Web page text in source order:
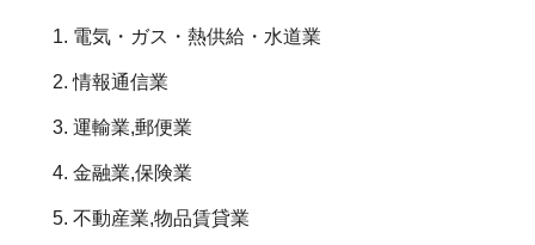
電気・ガス・熱供給・水道業
情報通信業
運輸業,郵便業
金融業,保険業
不動産業,物品賃貸業